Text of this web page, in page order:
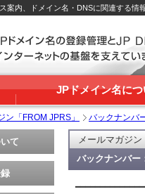
案内、ドメイン名・DNSに関連する情
JPドメイン名に
ン「FROM JPRS」 バックナンバ
メールマガジン
バックナンバー
て